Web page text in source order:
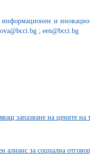
информационен и
; een@bcci.bg
запазване на цените на
алианс за социална